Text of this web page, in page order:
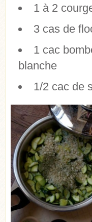
1 à 2
3 cas de
1 cac
blanche
1/2 cac de